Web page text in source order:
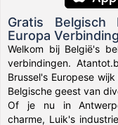
Gratis
Europa
Welkom bij België's
verbindingen.
Brussel's Europese
Belgische geest van
Of je nu in
charme, Luik's